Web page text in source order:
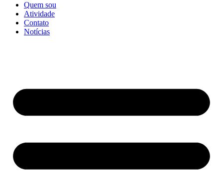
Quem sou
Atividade
Contato
Notícias